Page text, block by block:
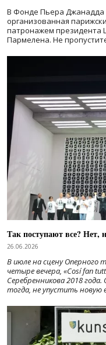
В Фонде Пьера Джанадда
организованная
патронажем президента
Пармелена. Не
Так поступают все? Нет,
26.06.2026
В июле на сцену Оперного
четыре вечера, «Cosí fan
Серебренникова 2018
тогда, не упустить новую